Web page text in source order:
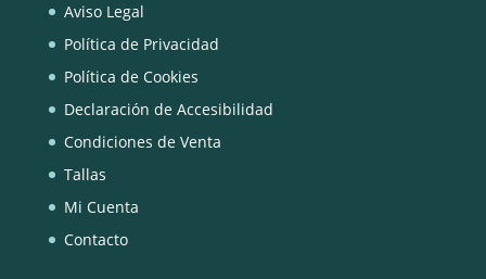
Aviso Legal
Política de Privacidad
Política de Cookies
Declaración de Accesibilidad
Condiciones de Venta
Tallas
Mi Cuenta
Contacto